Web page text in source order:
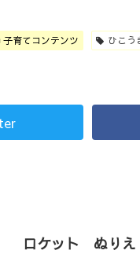
子育てコンテンツ ひこう
ロケット ぬりえ